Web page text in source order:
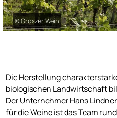
© Groszer Wein
Die Herstellung
biologischen Landwirtschaft
Der Unternehmer Hans
für die Weine ist das Team